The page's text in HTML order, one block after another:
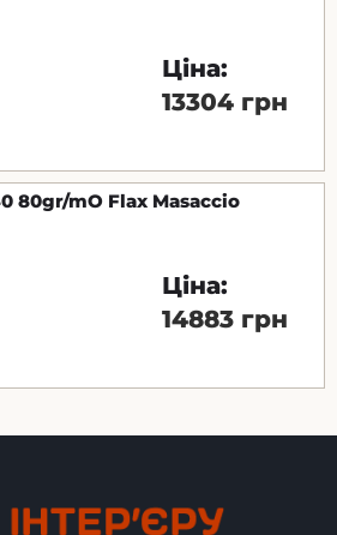
Ціна:
13304 грн
80gr/mO Flax Masaccio
Ціна:
14883 грн